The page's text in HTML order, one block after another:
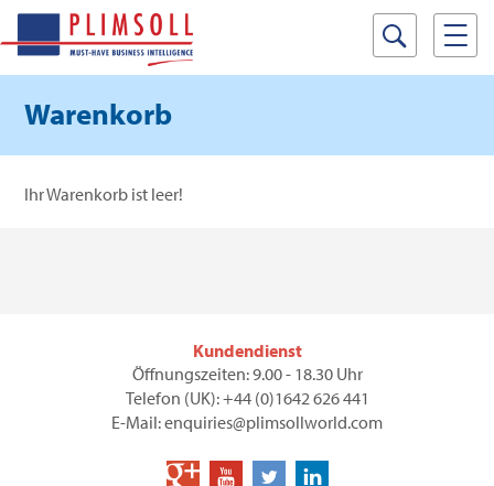
Warenkorb
Ihr Warenkorb ist leer!
Kundendienst
Öffnungszeiten: 9.00 - 18.30 Uhr
Telefon (UK): +44 (0)1642 626 441
E-Mail: enquiries@plimsollworld.com